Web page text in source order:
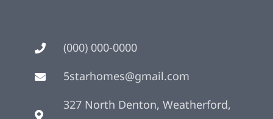
(000) 000-0000
5starhomes@gmail.com
327 North Denton, Weatherford,